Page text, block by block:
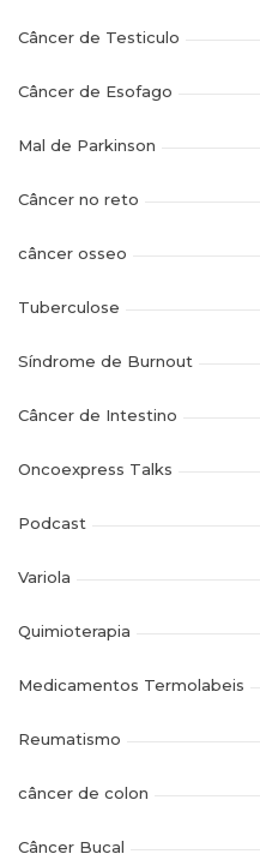
Câncer de Testiculo
Câncer de Esofago
Mal de Parkinson
Câncer no reto
câncer osseo
Tuberculose
Síndrome de Burnout
Câncer de Intestino
Oncoexpress Talks
Podcast
Variola
Quimioterapia
Medicamentos Termolabeis
Reumatismo
câncer de colon
Câncer Bucal